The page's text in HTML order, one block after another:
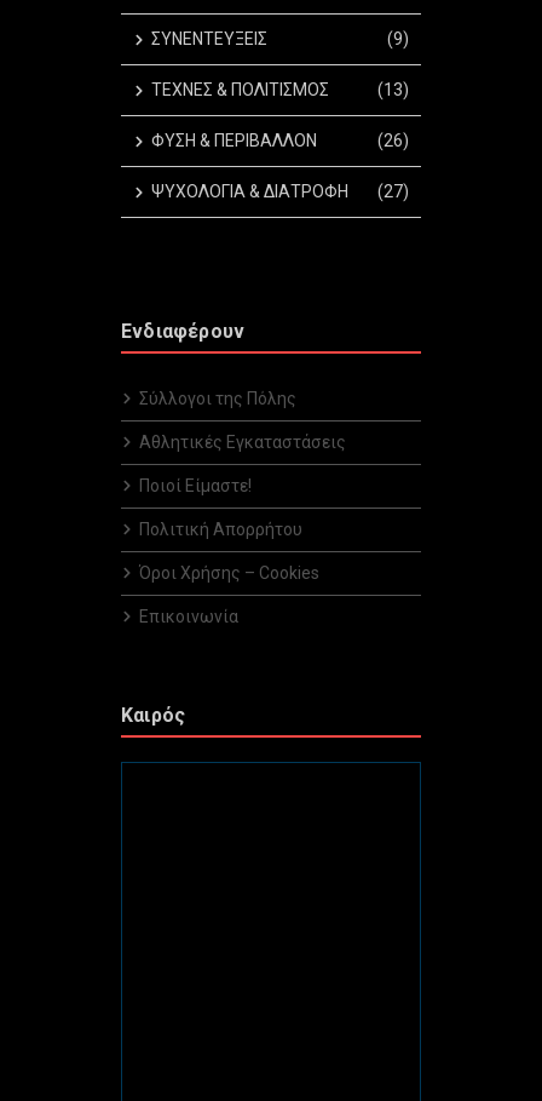
ΣΥΝΕΝΤΕΥΞΕΙΣ (9)
ΤΕΧΝΕΣ & ΠΟΛΙΤΙΣΜΟΣ (13)
ΦΥΣΗ & ΠΕΡΙΒΑΛΛΟΝ (26)
ΨΥΧΟΛΟΓΙΑ & ΔΙΑΤΡΟΦΗ (27)
Ενδιαφέρουν
Σύλλογοι της Πόλης
Αθλητικές Εγκαταστάσεις
Ποιοί Είμαστε!
Πολιτική Απορρήτου
Όροι Χρήσης – Cookies
Επικοινωνία
Καιρός